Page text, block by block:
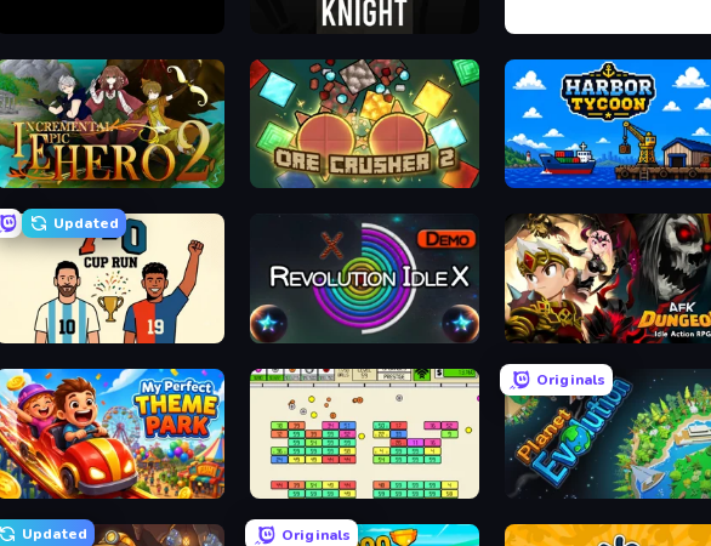
Progress Knight
Incremental Epic Hero 2 OreCrusher 2 Harbor Tycoon
Updated
7a0 - World Cup Simulator Revolution Idle X AFK Dungeon: Idle Action
My Perfect Theme Park Idle Breakout
Originals
Planet Evolution: Idle
Updated Originals